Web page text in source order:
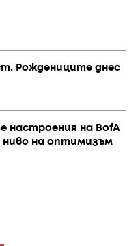
Рождениците днес
настроения на BofA
ниво на оптимизъм